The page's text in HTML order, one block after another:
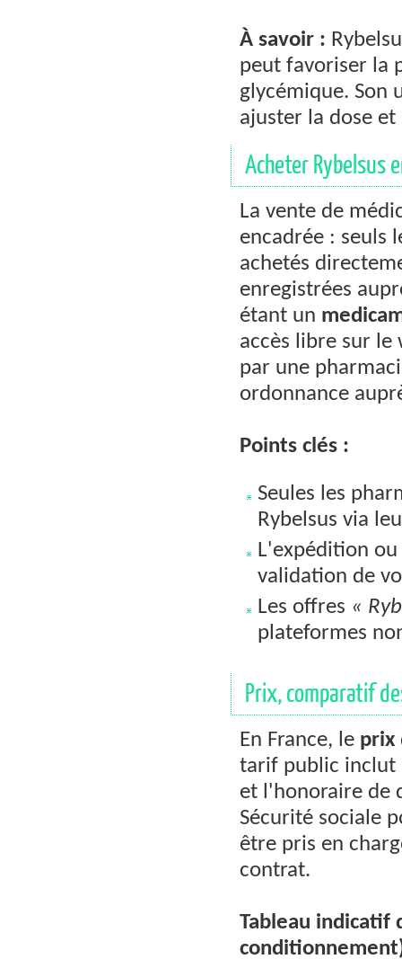
À savoir :
peut favoriser la
glycémique. Son
ajuster la dose
Acheter Rybelsus
La vente de
encadrée : seuls
achetés
enregistrées
étant un
accès libre sur
par une
ordonnance
Points clés :
Seules les
Rybelsus via
L'expédition
validation de
Les offres «
plateformes
Prix, comparatif
En France, le prix
tarif public inclut
et l'honoraire de
Sécurité sociale
être pris en
contrat.
Tableau indicatif